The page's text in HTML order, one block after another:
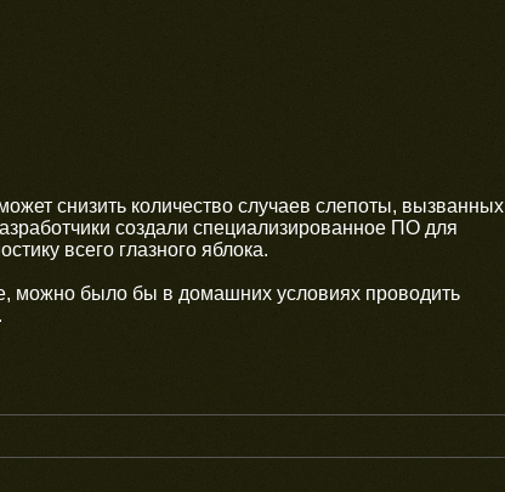
снизить количество случаев слепоты, вызванных
создали специализированное ПО для
всего глазного яблока.
можно было бы в домашних условиях проводить